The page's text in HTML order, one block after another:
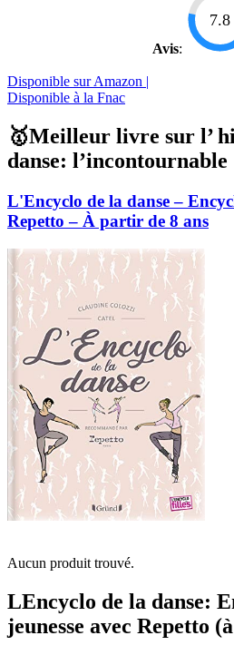
Avis:
7.8
Disponible sur Amazon |
Disponible à la Fnac
🥇Meilleur livre sur l’
danse: l’incontournable
L'Encyclo de la danse –
Repetto – À partir de 8 ans
Aucun produit trouvé.
LEncyclo de la danse:
jeunesse avec Repetto